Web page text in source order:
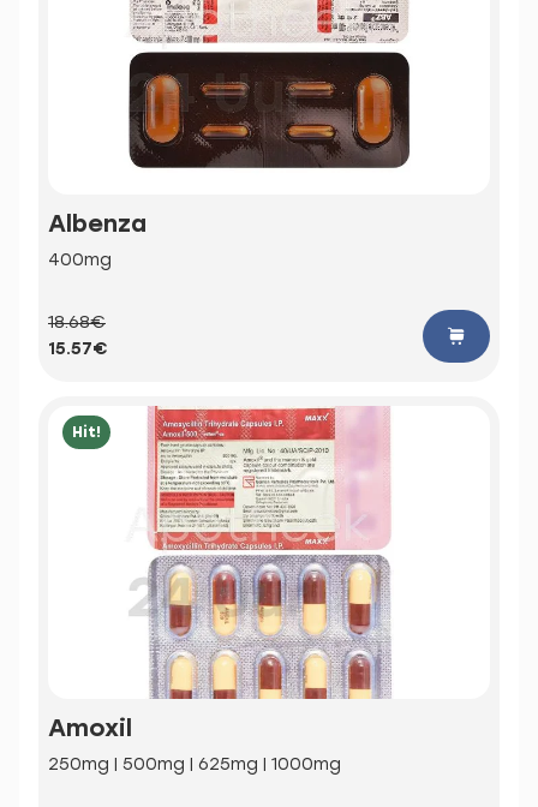
Albenza
400mg
18.68€
15.57€
Hit!
Amoxil
250mg | 500mg | 625mg | 1000mg